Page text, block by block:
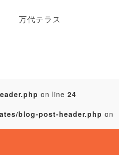
万代テラス
on line 24
blog-post-header.php on